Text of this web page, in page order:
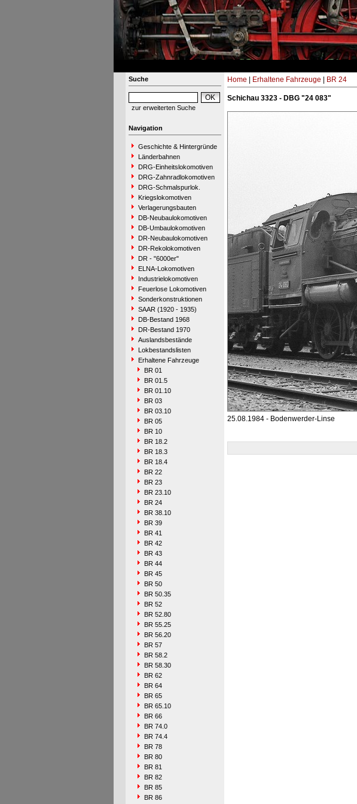
Suche
zur erweiterten Suche
Navigation
Geschichte & Hintergründe
Länderbahnen
DRG-Einheitslokomotiven
DRG-Zahnradlokomotiven
DRG-Schmalspurlok.
Kriegslokomotiven
Verlagerungsbauten
DB-Neubaulokomotiven
DB-Umbaulokomotiven
DR-Neubaulokomotiven
DR-Rekolokomotiven
DR - "6000er"
ELNA-Lokomotiven
Industrielokomotiven
Feuerlose Lokomotiven
Sonderkonstruktionen
SAAR (1920 - 1935)
DB-Bestand 1968
DR-Bestand 1970
Auslandsbestände
Lokbestandslisten
Erhaltene Fahrzeuge
BR 01
BR 01.5
BR 01.10
BR 03
BR 03.10
BR 05
BR 10
BR 18.2
BR 18.3
BR 18.4
BR 22
BR 23
BR 23.10
BR 24
BR 38.10
BR 39
BR 41
BR 42
BR 43
BR 44
BR 45
BR 50
BR 50.35
BR 52
BR 52.80
BR 55.25
BR 56.20
BR 57
BR 58.2
BR 58.30
BR 62
BR 64
BR 65
BR 65.10
BR 66
BR 74.0
BR 74.4
BR 78
BR 80
BR 81
BR 82
BR 85
BR 86
Home Erhaltene Fahrzeuge BR 24
Schichau 3323 - DBG "24 083"
25.08.1984 - Bodenwerder-Linse